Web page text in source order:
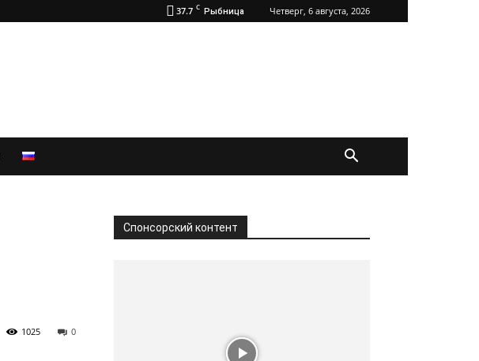
37.7 C Рыбница Четверг, 6 августа, 2026
0
1025
Спонсорский контент